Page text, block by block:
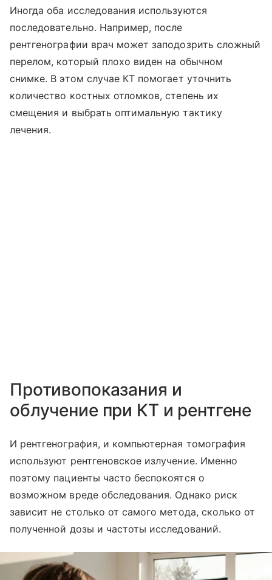
Иногда оба исследования используются
последовательно. Например, после
рентгенографии врач может заподозрить сложный
перелом, который плохо виден на обычном
снимке. В этом случае КТ помогает уточнить
количество костных отломков, степень их
смещения и выбрать оптимальную тактику
лечения.
Противопоказания и
облучение при КТ и рентгене
И рентгенография, и компьютерная томография
используют рентгеновское излучение. Именно
поэтому пациенты часто беспокоятся о
возможном вреде обследования. Однако риск
зависит не столько от самого метода, сколько от
полученной дозы и частоты исследований.